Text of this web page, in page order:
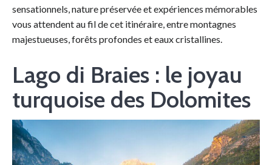
sensationnels, nature préservée et expériences mémorables
vous attendent au fil de cet itinéraire, entre montagnes
majestueuses, forêts profondes et eaux cristallines.
Lago di Braies : le joyau
turquoise des Dolomites